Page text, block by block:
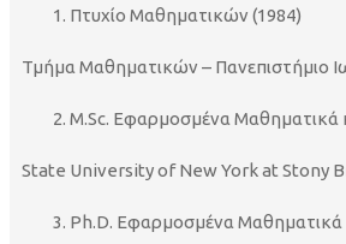
Πτυχίο Μαθηματικών (1984)
Τμήμα Μαθηματικών – Πανεπιστήμιο
M.Sc. Εφαρμοσμένα Μαθηματικά
State University of New York at Stony
Ph.D. Εφαρμοσμένα Μαθηματικά